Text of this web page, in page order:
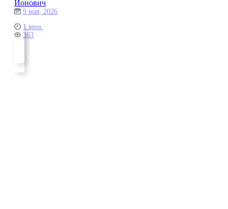
Ионович
9 мая, 2026
1 мин.
363